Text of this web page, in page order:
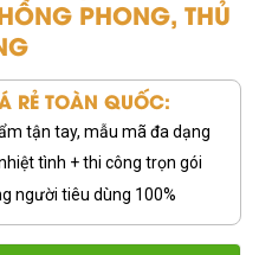
PHONG, THỦ
RẺ TOÀN QUỐC:
tận tay, mẫu mã đa dạng
tình + thi công trọn gói
người tiêu dùng 100%